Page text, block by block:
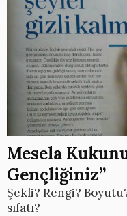
Mesela
Gençliğiniz”
Şekli? Rengi?
sıfatı?